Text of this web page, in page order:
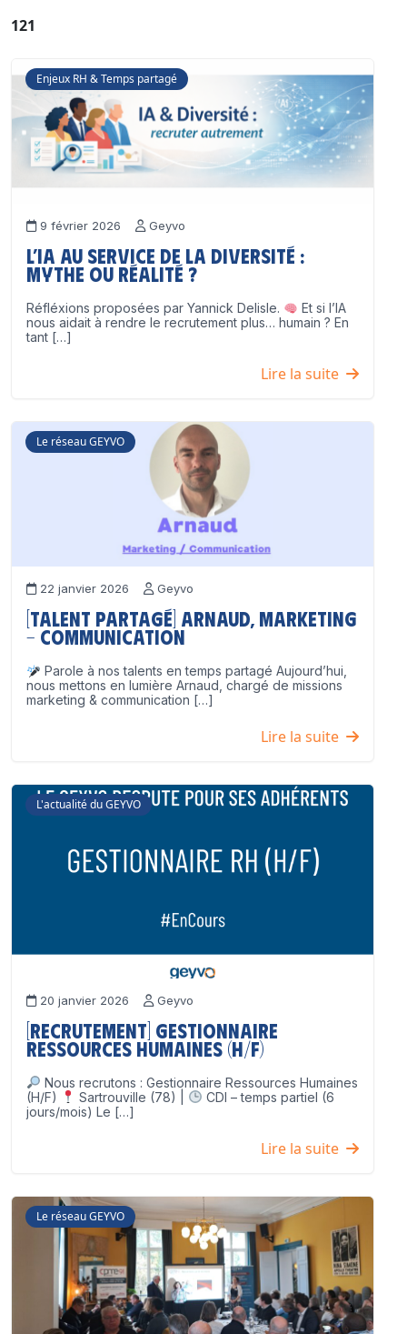
121
Enjeux RH & Temps partagé
9 février 2026 Geyvo
L’IA au service de la diversité :
mythe ou réalité ?
Réfléxions proposées par Yannick Delisle.
Et si l’IA
nous aidait à rendre le recrutement plus… humain ? En
tant […]
Lire la suite
Le réseau GEYVO
22 janvier 2026 Geyvo
[Talent partagé] Arnaud, Marketing
– Communication
Parole à nos talents en temps partagé Aujourd’hui,
nous mettons en lumière Arnaud, chargé de missions
marketing & communication […]
Lire la suite
L'actualité du GEYVO
20 janvier 2026 Geyvo
[Recrutement] Gestionnaire
Ressources Humaines (H/F)
Nous recrutons : Gestionnaire Ressources Humaines
(H/F)
Sartrouville (78) |
CDI – temps partiel (6
jours/mois) Le […]
Lire la suite
Le réseau GEYVO